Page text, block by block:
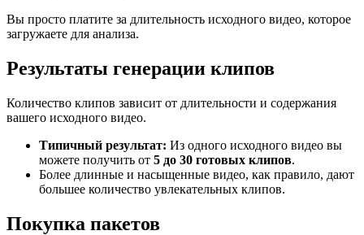
Вы просто платите за длительность исходного видео, которое
загружаете для анализа.
Результаты генерации клипов
Количество клипов зависит от длительности и содержания
вашего исходного видео.
Типичный результат: Из одного исходного видео вы
можете получить от 5 до 30 готовых клипов.
Более длинные и насыщенные видео, как правило, дают
большее количество увлекательных клипов.
Покупка пакетов